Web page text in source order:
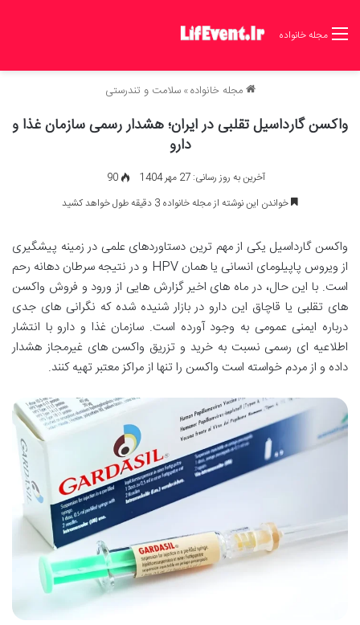
مجله خانواده
مجله خانواده» سلامت و تندرستی
واکسن گارداسیل تقلبی در ایران؛ هشدار رسمی سازمان غذا و
دارو
آخرین به روز رسانی: 27 مهر 1404
90
خواندن این نوشته از مجله خانواده 3 دقیقه طول خواهد کشید
واکسن گارداسیل یکی از مهم ترین دستاوردهای علمی در زمینه پیشگیری
از ویروس پاپیلومای انسانی یا همان HPV و در نتیجه سرطان دهانه رحم
است. با این حال، در ماه های اخیر گزارش هایی از ورود و فروش واکسن
های تقلبی یا قاچاق این دارو در بازار شنیده شده که نگرانی های جدی
درباره ایمنی عمومی به وجود آورده است. سازمان غذا و دارو با انتشار
اطلاعیه ای رسمی نسبت به خرید و تزریق واکسن های غیرمجاز هشدار
داده و از مردم خواسته است واکسن را تنها از مراکز معتبر تهیه کنند.